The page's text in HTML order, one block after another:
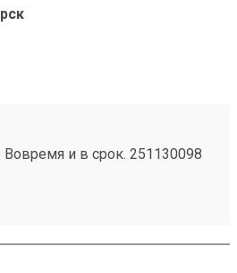
и в срок. 251130098